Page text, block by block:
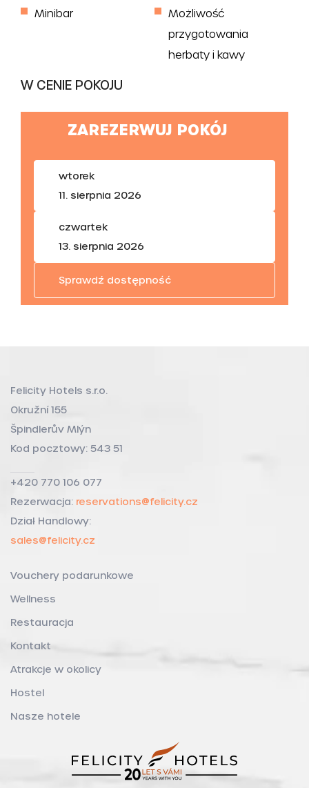
Minibar
Możliwość
przygotowania
herbaty i kawy
W CENIE POKOJU
ZAREZERWUJ POKÓJ
wtorek
11. sierpnia 2026
czwartek
13. sierpnia 2026
Sprawdź dostępność
Felicity Hotels s.r.o.
Okružní 155
Špindlerův Mlýn
Kod pocztowy: 543 51
+420 770 106 077
Rezerwacja: reservations@felicity.cz
Dział Handlowy:
sales@felicity.cz
Vouchery podarunkowe
Wellness
Restauracja
Kontakt
Atrakcje w okolicy
Hostel
Nasze hotele